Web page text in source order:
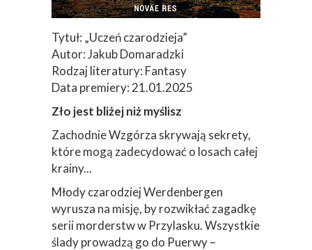
Tytuł: „Uczeń czarodzieja”
Autor: Jakub Domaradzki
Rodzaj literatury: Fantasy
Data premiery: 21.01.2025
Zło jest bliżej niż myślisz
Zachodnie Wzgórza skrywają sekrety,
które mogą zadecydować o losach całej
krainy...
Młody czarodziej Werdenbergen
wyrusza na misję, by rozwikłać zagadkę
serii morderstw w Przylasku. Wszystkie
ślady prowadzą go do Puerwy –